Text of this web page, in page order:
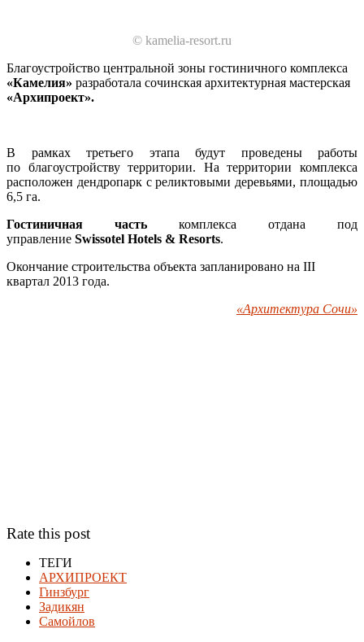
© kamelia-resort.ru
Благоустройство центральной зоны гостиничного комплекса
«Камелия» разработала сочинская архитектурная мастерская
«Архипроект».
В рамках третьего этапа будут проведены работы
по благоустройству территории. На территории комплекса
расположен дендропарк с реликтовыми деревьями, площадью
6,5 га.
Гостиничная часть комплекса отдана под
управление Swissotel Hotels & Resorts.
Окончание строительства объекта запланировано на III
квартал 2013 года.
«Архитектура Сочи»
Rate this post
ТЕГИ
АРХИПРОЕКТ
Гинзбург
Задикян
Самойлов